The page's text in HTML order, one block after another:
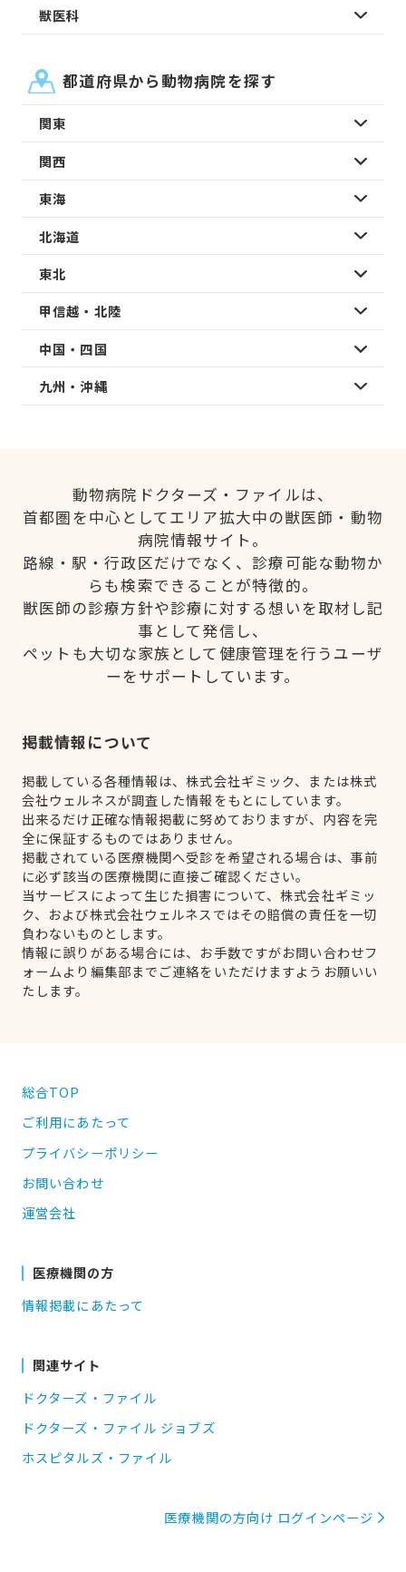
獣医科
都道府県から動物病院を探す
関東
関西
東海
北海道
東北
甲信越・北陸
中国・四国
九州・沖縄
動物病院ドクターズ・ファイルは、
首都圏を中心としてエリア拡大中の獣医師・動物
病院情報サイト。
路線・駅・行政区だけでなく、診療可能な動物か
らも検索できることが特徴的。
獣医師の診療方針や診療に対する想いを取材し記
事として発信し、
ペットも大切な家族として健康管理を行うユーザ
ーをサポートしています。
掲載情報について
掲載している各種情報は、株式会社ギミック、または株式
会社ウェルネスが調査した情報をもとにしています。
出来るだけ正確な情報掲載に努めておりますが、内容を完
全に保証するものではありません。
掲載されている医療機関へ受診を希望される場合は、事前
に必ず該当の医療機関に直接ご確認ください。
当サービスによって生じた損害について、株式会社ギミッ
ク、および株式会社ウェルネスではその賠償の責任を一切
負わないものとします。
情報に誤りがある場合には、お手数ですがお問い合わせフ
ォームより編集部までご連絡をいただけますようお願いい
たします。
総合TOP
ご利用にあたって
プライバシーポリシー
お問い合わせ
運営会社
医療機関の方
情報掲載にあたって
関連サイト
ドクターズ・ファイル
ドクターズ・ファイル ジョブズ
ホスピタルズ・ファイル
医療機関の方向け ログインページ